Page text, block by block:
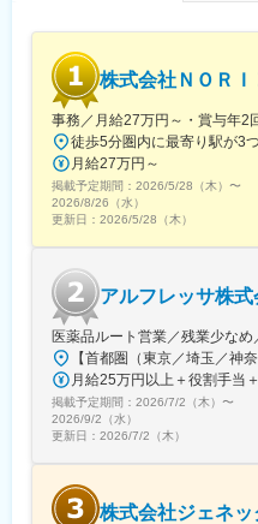
株式会社ＮＯＲＩ
事務／月給27万円～・賞与年2
月給27万円～
掲載予定期間： 2026/5/28（木） 〜
2026/8/26（水）
更新日： 2026/5/28（木）
アルフレッサ株式
医薬品ルート営業／残業少な
掲載予定期間： 2026/7/2（木） 〜
2026/9/2（水）
更新日： 2026/7/2（木）
株式会社ジェネッ